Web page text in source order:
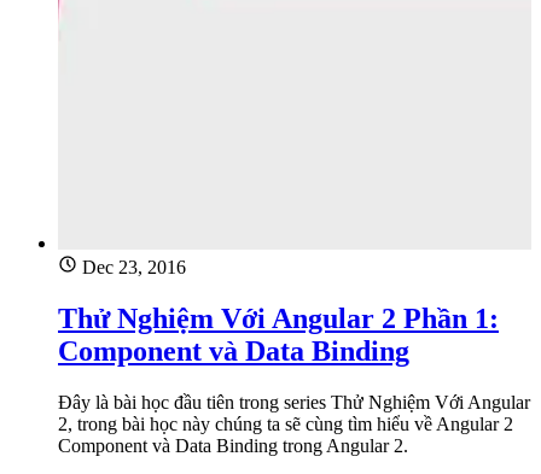
Dec 23, 2016
Thử Nghiệm Với Angular 2 Phần 1:
Component và Data Binding
Đây là bài học đầu tiên trong series Thử Nghiệm Với Angular
2, trong bài học này chúng ta sẽ cùng tìm hiểu về Angular 2
Component và Data Binding trong Angular 2.